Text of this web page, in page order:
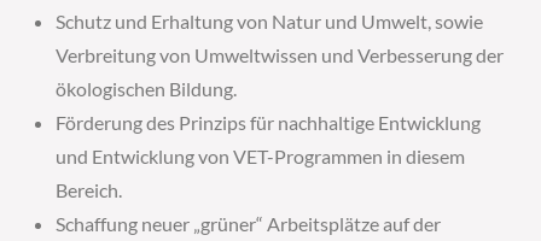
Schutz und Erhaltung von Natur und Umwelt, sowie
Verbreitung von Umweltwissen und Verbesserung der
ökologischen Bildung.
Förderung des Prinzips für nachhaltige Entwicklung
und Entwicklung von VET-Programmen in diesem
Bereich.
Schaffung neuer „grüner“ Arbeitsplätze auf der